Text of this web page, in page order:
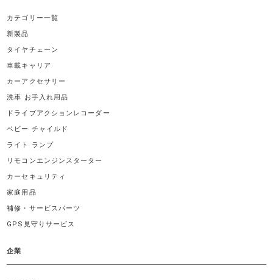
カテゴリー一覧
新製品
タイヤチェーン
車載キャリア
カーアクセサリー
洗車 お手入れ用品
ドライブアクションレコーダー
ベビー チャイルド
ライト ランプ
リモコンエンジンスターター
カーセキュリティ
家庭用品
補修・サービスパーツ
GPS見守りサービス
企業